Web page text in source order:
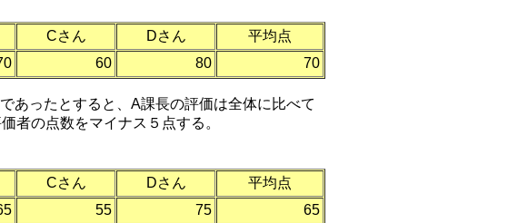
Cさん Dさん
平均点
60 80 70
あったとすると、A課長の評価は全体に比べて
者の点数をマイナス５点する。
Cさん Dさん
平均点
55 75 65